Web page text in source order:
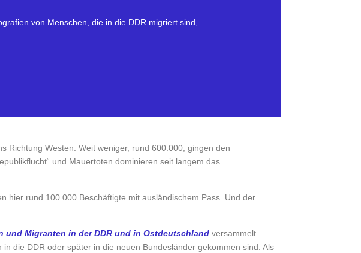
von Menschen, die in die DDR migriert sind,
Richtung Westen. Weit weniger, rund 600.000, gingen den
und Mauertoten dominieren seit langem das
hier rund 100.000 Beschäftigte mit ausländischem Pass. Und der
und Migranten in der DDR und in Ostdeutschland versammelt
die DDR oder später in die neuen Bundesländer gekommen sind. Als